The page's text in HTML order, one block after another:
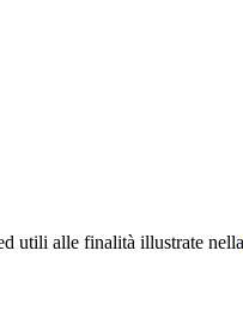
utili alle finalità illustrate nella